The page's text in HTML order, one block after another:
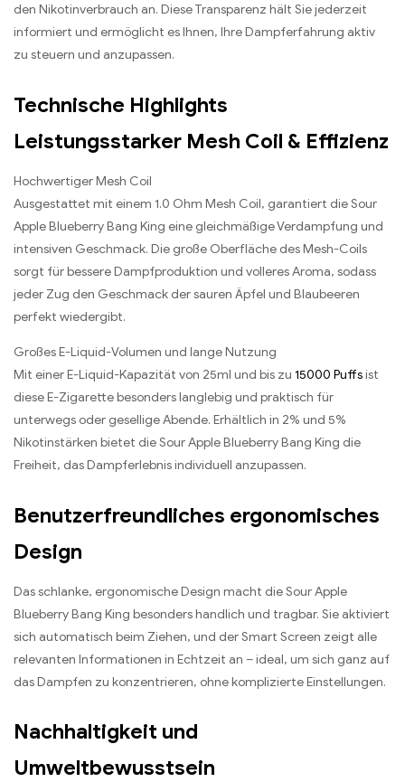
den Nikotinverbrauch an. Diese Transparenz hält Sie jederzeit
informiert und ermöglicht es Ihnen, Ihre Dampferfahrung aktiv
zu steuern und anzupassen.
Technische Highlights
Leistungsstarker Mesh Coil & Effizienz
Hochwertiger Mesh Coil
Ausgestattet mit einem 1.0 Ohm Mesh Coil, garantiert die Sour
Apple Blueberry Bang King eine gleichmäßige Verdampfung und
intensiven Geschmack. Die große Oberfläche des Mesh-Coils
sorgt für bessere Dampfproduktion und volleres Aroma, sodass
jeder Zug den Geschmack der sauren Äpfel und Blaubeeren
perfekt wiedergibt.
Großes E-Liquid-Volumen und lange Nutzung
Mit einer E-Liquid-Kapazität von 25ml und bis zu 15000 Puffsist
diese E-Zigarette besonders langlebig und praktisch für
unterwegs oder gesellige Abende. Erhältlich in 2% und 5%
Nikotinstärken bietet die Sour Apple Blueberry Bang King die
Freiheit, das Dampferlebnis individuell anzupassen.
Benutzerfreundliches ergonomisches
Design
Das schlanke, ergonomische Design macht die Sour Apple
Blueberry Bang King besonders handlich und tragbar. Sie aktiviert
sich automatisch beim Ziehen, und der Smart Screen zeigt alle
relevanten Informationen in Echtzeit an – ideal, um sich ganz auf
das Dampfen zu konzentrieren, ohne komplizierte Einstellungen.
Nachhaltigkeit und
Umweltbewusstsein